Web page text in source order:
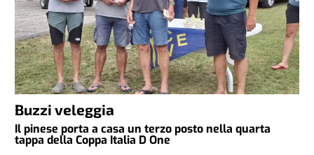
Buzzi veleggia
Il pinese porta a casa un terzo posto nella quarta
tappa della Coppa Italia D One